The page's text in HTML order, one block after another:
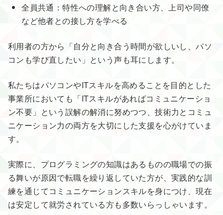
全員共通：特性への理解と向き合い方、上司や同僚
など他者との接し方を学べる
利用者の方から「自分と向き合う時間が欲しいし、パソ
コンも学び直したい」という声も耳にします。
私たちはパソコンやITスキルを高めることを目的とした
事業所においても「ITスキルがあればコミュニケーショ
ン不要」という誤解の解消に努めつつ、技術力とコミュ
ニケーション力の両方を大切にした支援を心がけていま
す。
実際に、プログラミングの知識はあるものの職場での振
る舞いが原因で転職を繰り返していた方が、実践的な訓
練を通じてコミュニケーションスキルを身につけ、現在
は安定して就労されている方も多数いらっしゃいます。